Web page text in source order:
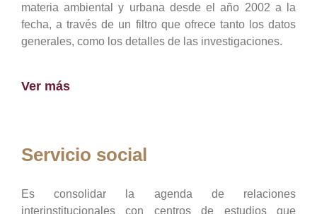
materia ambiental y urbana desde el año 2002 a la
fecha, a través de un filtro que ofrece tanto los datos
generales, como los detalles de las investigaciones.
Ver más
Servicio social
Es consolidar la agenda de relaciones
interinstitucionales con centros de estudios que